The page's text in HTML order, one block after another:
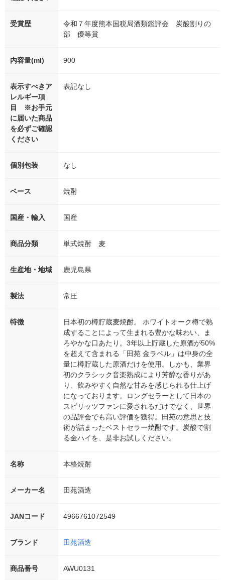
受賞歴
令和７年度熊本国税局酒類鑑評会 炭酸割りの
部 優等賞
内容量(ml) 900
表示すべきア
レルギー項
目 ※お手元
に届いた商品
を必ずご確認
ください
表記なし
個別包装 なし
ベース 焼酎
国産・輸入 国産
商品分類 単式焼酎 麦
生産地・地域 鹿児島県
製法 常圧
特徴
日本初の樽貯蔵麦焼酎。 ホワイトオーク樽で熟
成することによって生まれる豊かな味わい、ま
ろやかな口あたり。3年以上貯蔵した原酒が50%
を超えて含まれる「田苑 金ラベル」は中身の全
量に樽貯蔵した原酒だけを使用。しかも、業界
初のクラシック音楽熟成により芳醇な香りがあ
り、飲みやすく自然な甘みを感じられる仕上げ
になっております。ロングセラーとして日本の
スピリッツファンに愛されるだけでなく、世界
の品評会でも高い評価を獲得。田苑の意思と技
術が詰まったベストセラー焼酎です。炭酸で割
る金ハイを、是非お試しください。
名称 本格焼酎
メーカー名 田苑酒造
JANコード 4966761072549
ブランド 田苑酒造
商品番号 AWU0131